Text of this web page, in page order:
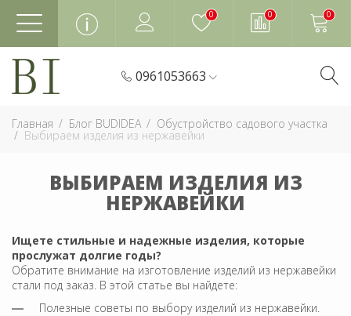
0 0 0
0961053663
Главная Блог BUDIDEA Обустройство садового участка
Выбираем изделия из нержавейки
ВЫБИРАЕМ ИЗДЕЛИЯ ИЗ
НЕРЖАВЕЙКИ
Ищете стильные и надежные изделия, которые
прослужат долгие годы?
Обратите внимание на изготовление изделий из нержавейки
стали под заказ. В этой статье вы найдете:
Полезные советы по выбору изделий из нержавейки.